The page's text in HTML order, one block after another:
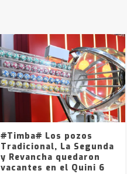
#Timba# Los pozos
Tradicional, La Segunda
y Revancha quedaron
vacantes en el Quini 6